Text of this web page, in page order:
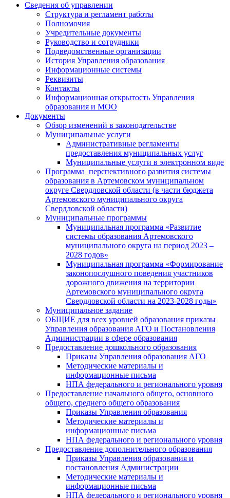
Сведения об управлении
Структура и регламент работы
Полномочия
Учредительные документы
Руководство и сотрудники
Подведомственные организации
История Управления образования
Информационные системы
Реквизиты
Контакты
Информационная открытость Управления
образования и МОО
Документы
Обзор изменений в законодательстве
Муниципальные услуги
Административные регламенты
предоставления муниципальных услуг
Муниципальные услуги в электронном виде
Программа перспективного развития системы
образования в Артемовском муниципальном
округе Свердловской области (в части бюджета
Артемовского муниципального округа
Свердловской области)
Муниципальные программы
Муниципальная программа «Развитие
системы образования Артемовского
муниципального округа на период 2023 –
2028 годов»
Муниципальная программа «Формирование
законопослушного поведения участников
дорожного движения на территории
Артемовского муниципального округа
Свердловской области на 2023-2028 годы»
Муниципальное задание
ОБЩИЕ для всех уровней образования приказы
Управления образования АГО и Постановления
Администрации в сфере образования
Предоставление дошкольного образования
Приказы Управления образования АГО
Методические материалы и
информационные письма
НПА федерального и регионального уровня
Предоставление начального общего, основного
общего, среднего общего образования
Приказы Управления образования
Методические материалы и
информационные письма
НПА федерального и регионального уровня
Предоставление дополнительного образования
Приказы Управления образования и
постановления Администрации
Методические материалы и
информационные письма
НПА федерального и регионального уровня